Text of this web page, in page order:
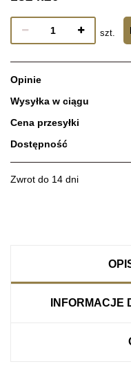
szt.
Opinie
Wysyłka w ciągu
Cena przesyłki
Dostępność
Zwrot do 14 dni
INFORMACJE